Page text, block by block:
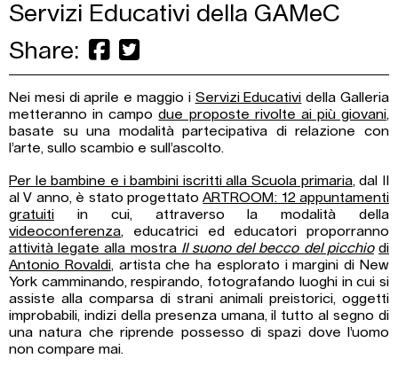
Servizi Educativi della GAMeC
Share:
Nei mesi di aprile e maggio i Servizi Educativi della Galleria
metteranno in campodue proposte rivolte ai più giovani,
basate su una modalità partecipativa di relazione con
l’arte, sullo scambio e sull’ascolto.
Per le bambine e i bambini iscritti alla Scuola primaria, dal II
al V anno, è stato progettatoARTROOM: 12 appuntamenti
gratuiti in cui, attraverso la modalità della
videoconferenza, educatrici ed educatori proporranno
attività legate alla mostra Il suono del becco del picchio di
Antonio Rovaldi, artista che ha esplorato i margini di New
York camminando, respirando, fotografando luoghi in cui si
assiste alla comparsa di strani animali preistorici, oggetti
improbabili, indizi della presenza umana, il tutto al segno di
una natura che riprende possesso di spazi dove l’uomo
non compare mai.